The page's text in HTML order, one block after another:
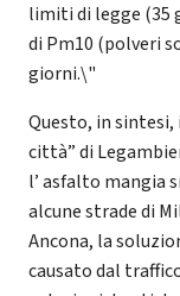
limiti di legge (35
di Pm10 (polveri
giorni.\"
Questo, in
città” di
l’ asfalto mangia
alcune strade di
Ancona, la
causato dal